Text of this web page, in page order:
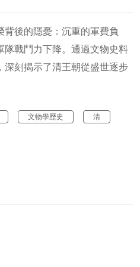
後的隱憂：沉重的軍費負
隊戰鬥力下降。通過文物史料
深刻揭示了清王朝從盛世逐步
文物學歷史 清